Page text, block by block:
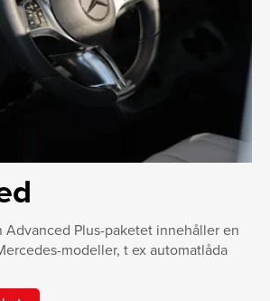
Advanced Plus-paketet innehåller en
modeller, t ex automatlåda